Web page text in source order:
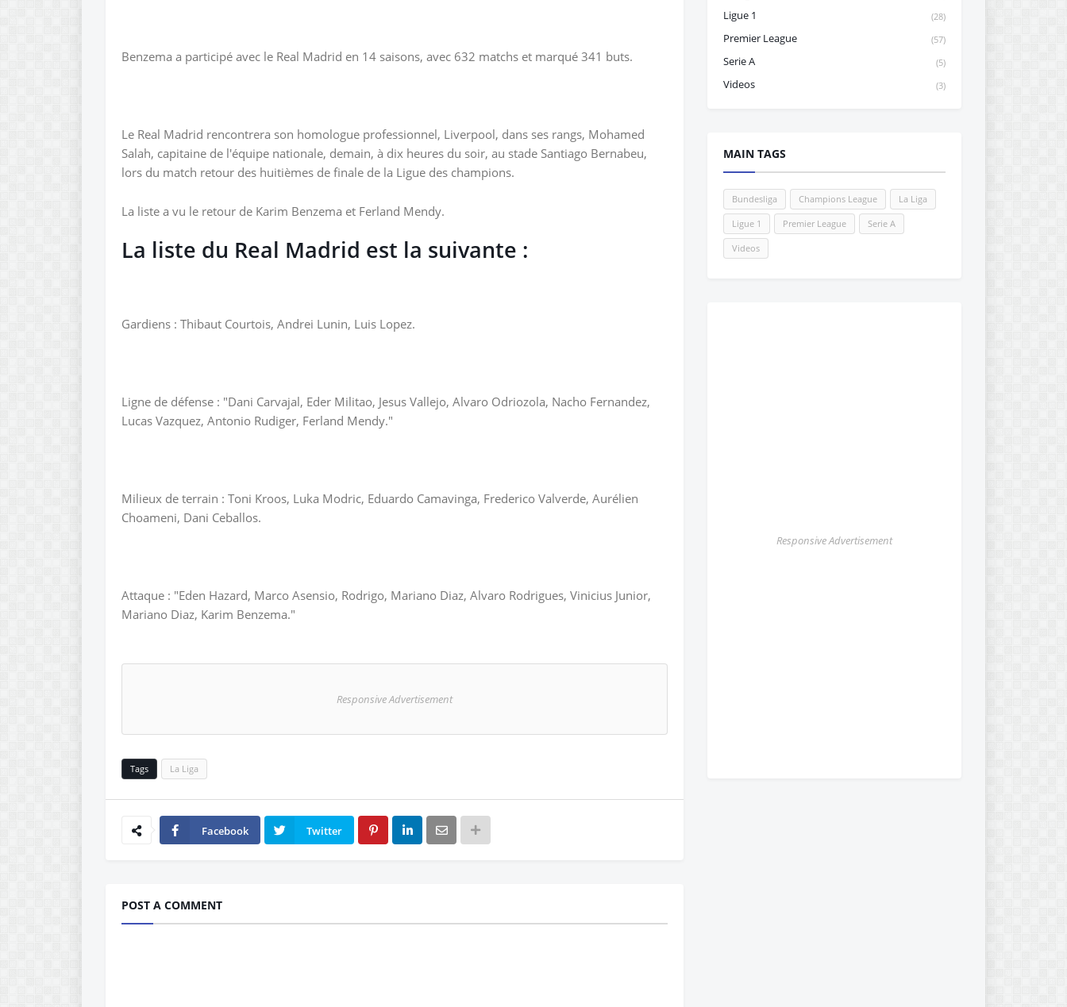
Benzema a participé avec le Real Madrid en 14 saisons, avec 632 matchs et marqué 341 buts.
Le Real Madrid rencontrera son homologue professionnel, Liverpool, dans ses rangs, Mohamed
Salah, capitaine de l'équipe nationale, demain, à dix heures du soir, au stade Santiago Bernabeu,
lors du match retour des huitièmes de finale de la Ligue des champions.
La liste a vu le retour de Karim Benzema et Ferland Mendy.
La liste du Real Madrid est la suivante :
Gardiens : Thibaut Courtois, Andrei Lunin, Luis Lopez.
Ligne de défense : "Dani Carvajal, Eder Militao, Jesus Vallejo, Alvaro Odriozola, Nacho Fernandez,
Lucas Vazquez, Antonio Rudiger, Ferland Mendy."
Milieux de terrain : Toni Kroos, Luka Modric, Eduardo Camavinga, Frederico Valverde, Aurélien
Choameni, Dani Ceballos.
Attaque : "Eden Hazard, Marco Asensio, Rodrigo, Mariano Diaz, Alvaro Rodrigues, Vinicius Junior,
Mariano Diaz, Karim Benzema."
Responsive Advertisement
Tags La Liga
Facebook Twitter
POST A COMMENT
Ligue 1 (28)
Premier League (57)
Serie A (5)
Videos (3)
MAIN TAGS
Bundesliga Champions League La Liga
Ligue 1 Premier League Serie A
Videos
Responsive Advertisement